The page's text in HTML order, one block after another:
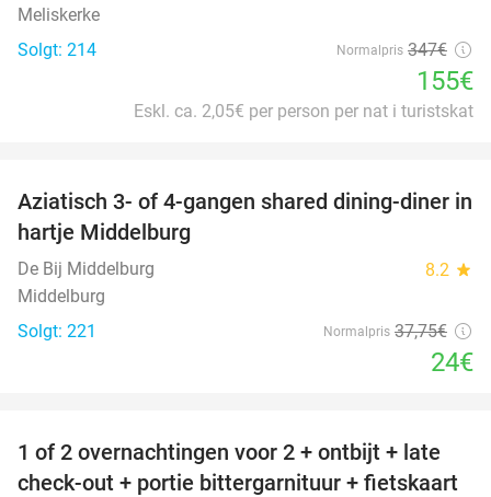
Meliskerke
Solgt: 214
Normalpris 347€
155€
Eskl. ca. 2,05€ per person per nat i turistskat
36%
Aziatisch 3- of 4-gangen shared dining-diner in
hartje Middelburg
De Bij Middelburg 8.2 star
Middelburg
Solgt: 221
Normalpris 37,75€
24€
59%
1 of 2 overnachtingen voor 2 + ontbijt + late
check-out + portie bittergarnituur + fietskaart